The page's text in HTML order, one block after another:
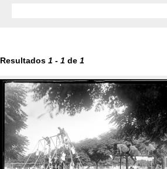
Resultados 1 - 1 de 1